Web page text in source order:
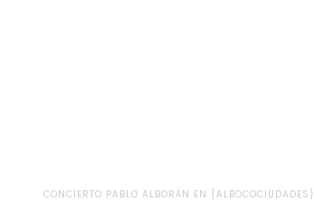
CONCIERTO PABLO ALBORÁN EN {ALBOCOCIUDADES}